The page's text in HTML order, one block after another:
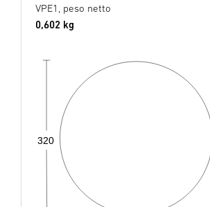
VPE1, peso netto
0,602 kg
320